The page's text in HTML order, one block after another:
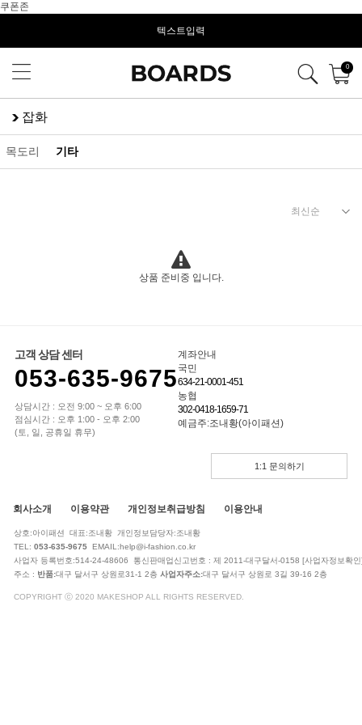
쿠폰존
텍스트입력
0
잡화
목도리 기타
상품 준비중 입니다.
고객 상담 센터
053-635-9675
상담시간 : 오전 9:00 ~ 오후 6:00
점심시간 : 오후 1:00 - 오후 2:00
(토, 일, 공휴일 휴무)
계좌안내
국민
634-21-0001-451
농협
302-0418-1659-71
예금주:조내황(아이패션)
1:1 문의하기
회사소개 이용약관 개인정보취급방침 이용안내
상호:아이패션 대표:조내황 개인정보담당자:조내황
TEL: 053-635-9675 EMAIL:help@i-fashion.co.kr
사업자 등록번호:514-24-48606 통신판매업신고번호 : 제 2011-대구달서-0158 [사업자정보확
주소 : 반품:대구 달서구 상원로31-1 2층 사업자주소:대구 달서구 상원로 3길 39-16 2층
COPYRIGHT ⓒ 2020 MAKESHOP ALL RIGHTS RESERVED.